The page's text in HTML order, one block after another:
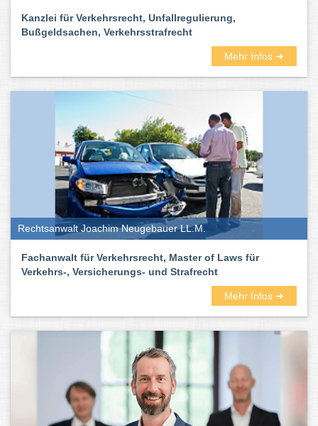
Kanzlei für Verkehrsrecht, Unfallregulierung,
Bußgeldsachen, Verkehrsstrafrecht
Mehr Infos ➜
Rechtsanwalt Joachim Neugebauer LL.M.
Fachanwalt für Verkehrsrecht, Master of Laws für
Verkehrs-, Versicherungs- und Strafrecht
Mehr Infos ➜